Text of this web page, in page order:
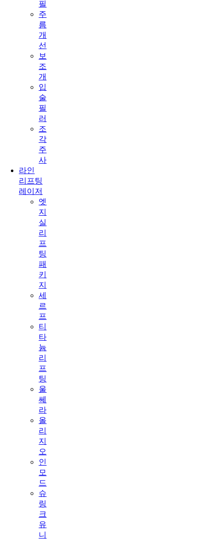
필
주
름
개
선
보
조
개
입
술
필
러
조
각
주
사
라인
리프팅
레이저
엣
지
실
리
프
팅
패
키
지
세
르
프
티
타
늄
리
프
팅
울
쎄
라
올
리
지
오
인
모
드
슈
링
크
유
니